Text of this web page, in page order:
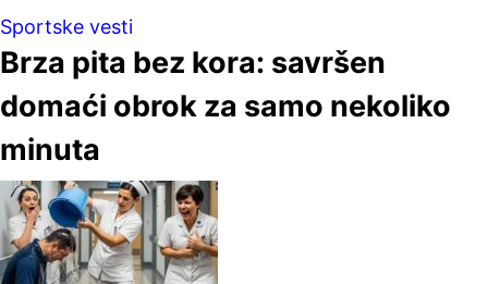
Sportske vesti
Brza pita bez kora: savršen
domaći obrok za samo nekoliko
minuta